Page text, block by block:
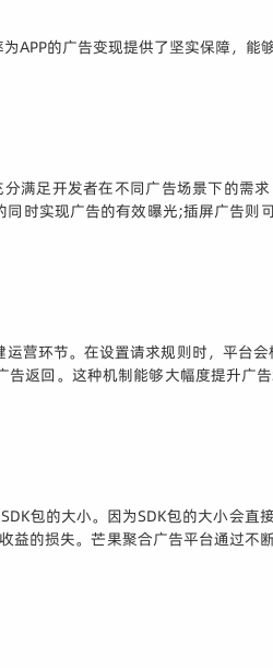
的广告变现提供了坚实保障，能
满足开发者在不同广告场景下的需
时实现广告的有效曝光;插屏广告则
营环节。在设置请求规则时，平台
返回。这种机制能够大幅度提升广
包的大小。因为SDK包的大小会直
的损失。芒果聚合广告平台通过不